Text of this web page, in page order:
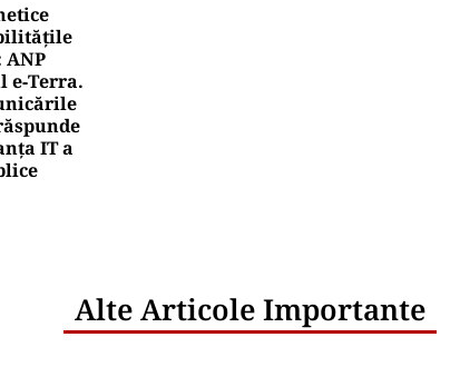
e‑Terra.
IT a
Alte Articole Importante